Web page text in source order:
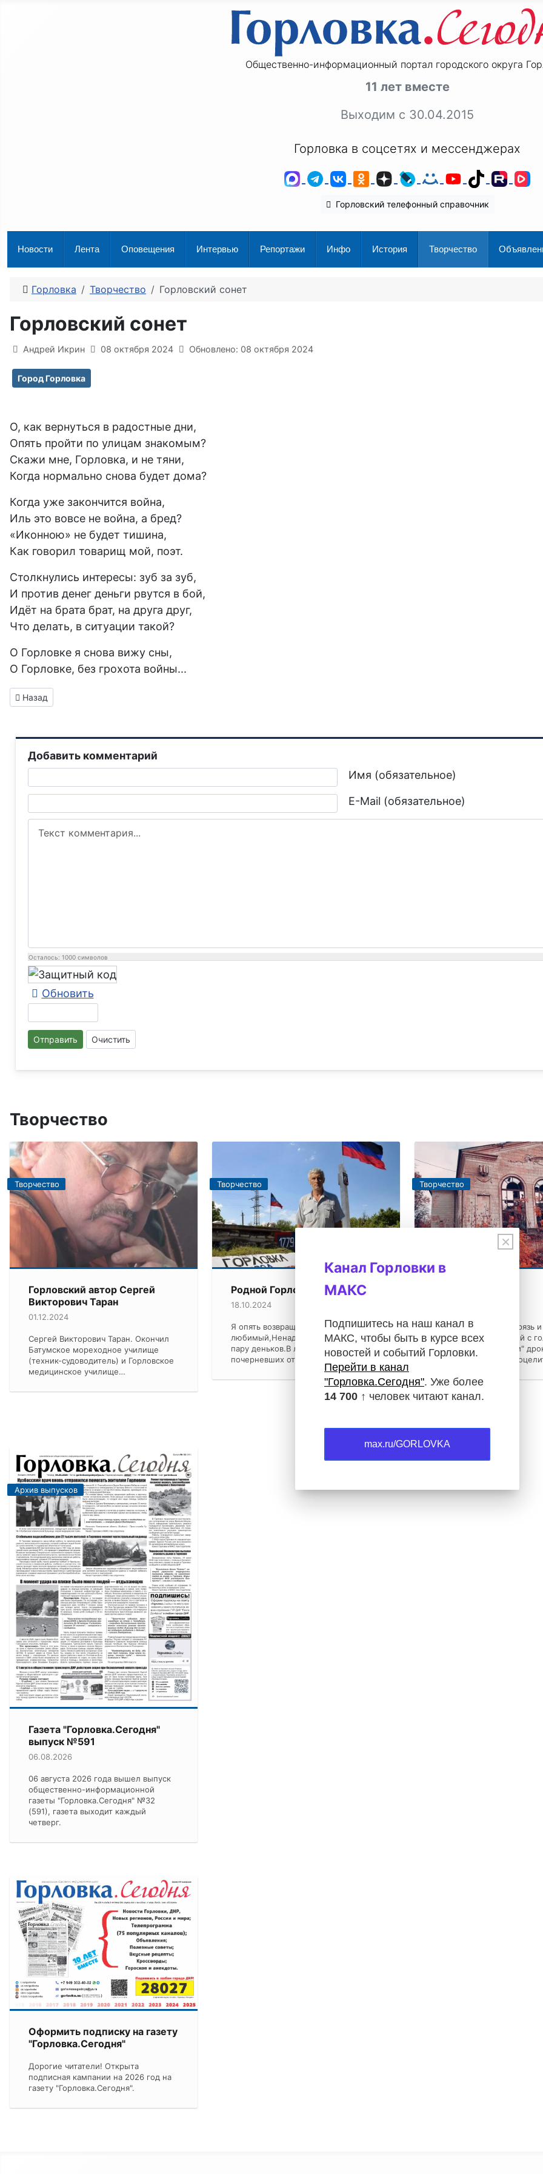
Общественно-информационный портал городского округа
11 лет вместе
Выходим с 30.04.2015
Горловка в соцсетях и мессенджерах
MAXTelegram
ВКонтакте
Одноклассники
ДзенLiveJournal
Мой Мир
YouTube
TikTok
Горловский телефонный справочник
Новости Лента Оповещения Интервью Репортажи Инфо История Творчество
Горловка Творчество Горловский сонет
Горловский сонет
Информация о материале
Андрей Икрин 08 октября 2024 Обновлено: 08 октября 2024
Город Горловка
О, как вернуться в радостные дни,
Опять пройти по улицам знакомым?
Скажи мне, Горловка, и не тяни,
Когда нормально снова будет дома?
Когда уже закончится война,
Иль это вовсе не война, а бред?
«Иконною» не будет тишина,
Как говорил товарищ мой, поэт.
Столкнулись интересы: зуб за зуб,
И против денег деньги рвутся в бой,
Идёт на брата брат, на друга друг,
Что делать, в ситуации такой?
О Горловке я снова вижу сны,
О Горловке, без грохота войны...
Предыдущий: Как рано в наш город нагрянула осень
Назад
Добавить комментарий
Имя (обязательное)
E-Mail (обязательное)
Осталось: 1000 символов
Обновить
Отправить Очистить
Творчество
Творчество
Горловский автор Сергей
Викторович Таран
01.12.2024
Сергей Викторович Таран. Окончил
Батумское мореходное училище
(техник-судоводитель) и Горловское
медицинское училище…
Творчество
Родной Горловке
18.10.2024
Я опять возвращаюсь в мой город
любимый,Ненадолго, по делу, на
пару деньков.В лабиринты домов,
почерневших от дыма,В…
Творчество
Снова осень, всюду грязь и
лужи,Дождь холодный с
пят.А над "Геркулесом"
кру́жат,И в трамвай
Архив выпусков
Газета "Горловка.Сегодня"
выпуск №591
06.08.2026
06 августа 2026 года вышел выпуск
общественно-информационной
газеты "Горловка.Сегодня" №32
(591), газета выходит каждый
четверг.
Оформить подписку на газету
"Горловка.Сегодня"
Дорогие читатели! Открыта
подписная кампании на 2026 год на
газету "Горловка.Сегодня".
×
Канал Горловки в
МАКС
Подпишитесь на наш канал в
МАКС, чтобы быть в курсе всех
новостей и событий Горловки.
Перейти в канал
"Горловка.Сегодня". Уже более
14 700 ↑ человек читают канал.
max.ru/GORLOVKA